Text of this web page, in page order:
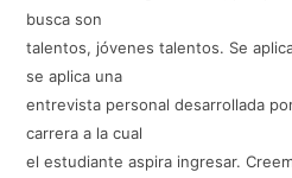
busca son
talentos, jóvenes talentos. Se
se aplica una
entrevista personal desarrollada
carrera a la cual
el estudiante aspira ingresar.